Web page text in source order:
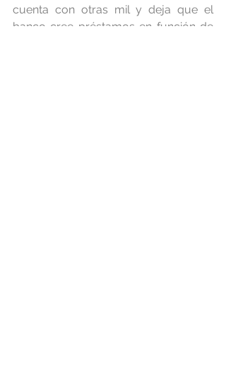
cuenta con otras mil y deja que el
banco cree préstamos en función de